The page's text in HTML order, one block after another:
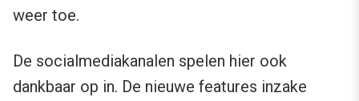
weer toe.
De socialmediakanalen spelen hier ook
dankbaar op in. De nieuwe features inzake